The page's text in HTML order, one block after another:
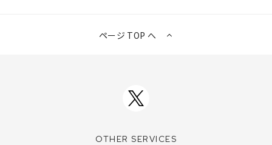
ページ TOP へ
OTHER SERVICES